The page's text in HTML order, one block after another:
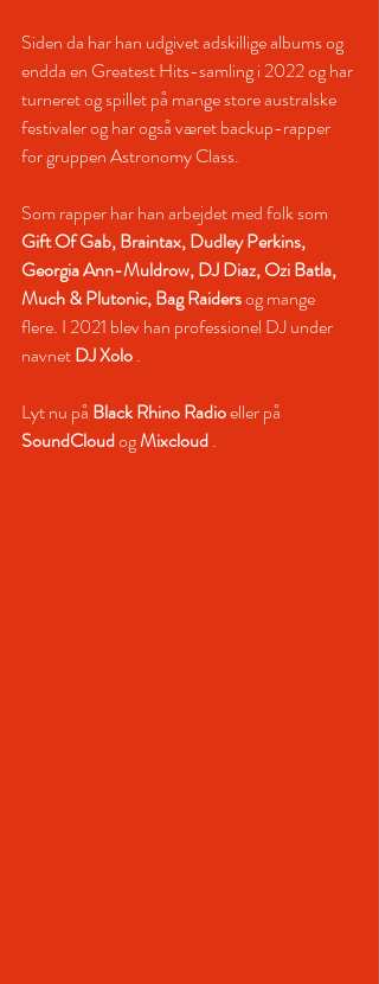
Siden da har han udgivet adskillige albums og
endda en Greatest Hits-samling i 2022 og har
turneret og spillet på mange store australske
festivaler og har også været backup-rapper
for gruppen Astronomy Class.
Som rapper har han arbejdet med folk som
Gift Of Gab, Braintax, Dudley Perkins,
Georgia Ann-Muldrow, DJ Diaz, Ozi Batla,
Much & Plutonic, Bag Raidersog mange
flere. I 2021 blev han professionel DJ under
navnetDJ Xolo.
Lyt nu på Black Rhino Radioeller på
SoundCloudogMixcloud.